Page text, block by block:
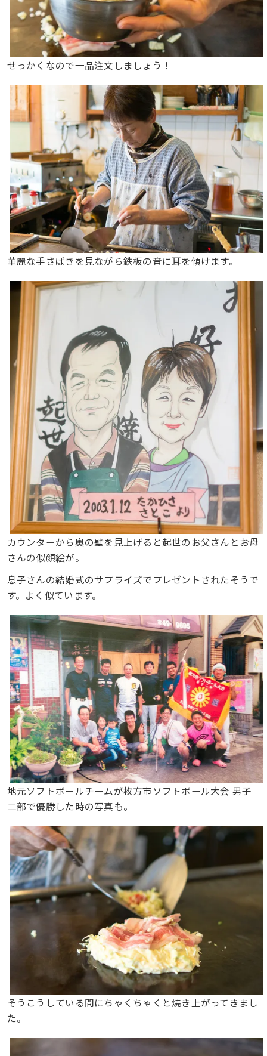
せっかくなので一品注文しましょう！
華麗な手さばきを見ながら鉄板の音に耳を傾けます。
カウンターから奥の壁を見上げると起世のお父さんとお母
さんの似顔絵が。
息子さんの結婚式のサプライズでプレゼントされたそうで
す。よく似ています。
地元ソフトボールチームが枚方市ソフトボール大会 男子
二部で優勝した時の写真も。
そうこうしている間にちゃくちゃくと焼き上がってきまし
た。